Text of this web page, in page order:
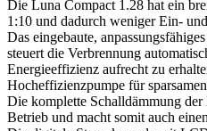
Die Luna Compact 1.28 hat ein
1:10 und dadurch weniger Ein-
Das eingebaute,
steuert die Verbrennung
Energieeffizienz aufrecht zu
Hocheffizienzpumpe für
Die komplette Schalldämmung
Betrieb und macht somit auch